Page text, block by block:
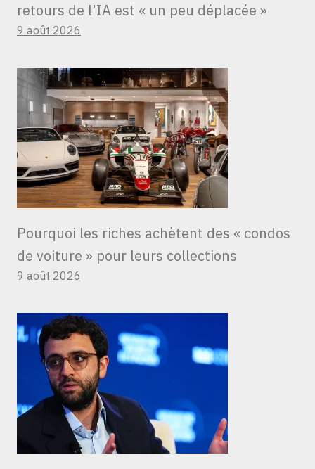
retours de l’IA est « un peu déplacée »
9 août 2026
Pourquoi les riches achètent des « condos
de voiture » ​​pour leurs collections
9 août 2026